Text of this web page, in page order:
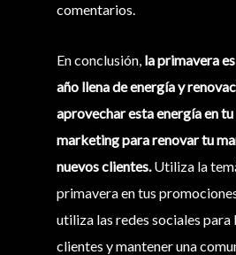
comentarios.
En conclusión, la primavera
año llena de energía y
aprovechar esta energía en
marketing para renovar tu
nuevos clientes.Utiliza la
primavera en tus
utiliza las redes sociales para
clientes y mantener una